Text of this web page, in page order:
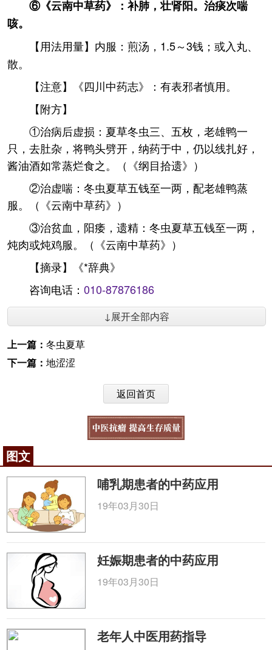
⑥《云南中草药》：补肺，壮肾阳。治痰次喘
咳。
【用法用量】内服：煎汤，1.5～3钱；或入丸、
散。
【注意】《四川中药志》：有表邪者慎用。
【附方】
①治病后虚损：夏草冬虫三、五枚，老雄鸭一
只，去肚杂，将鸭头劈开，纳药于中，仍以线扎好，
酱油酒如常蒸烂食之。（《纲目拾遗》）
②治虚喘：冬虫夏草五钱至一两，配老雄鸭蒸
服。（《云南中草药》）
③治贫血，阳痿，遗精：冬虫夏草五钱至一两，
炖肉或炖鸡服。（《云南中草药》）
【摘录】《*辞典》
咨询电话： 010-87876186
↓展开全部内容
上一篇： 冬虫夏草
下一篇： 地涩涩
返回首页
图文
哺乳期患者的中药应用
19年03月30日
妊娠期患者的中药应用
19年03月30日
老年人中医用药指导